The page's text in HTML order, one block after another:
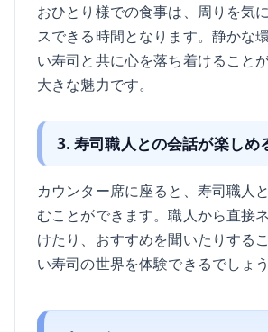
おひとり様での食事は、周りを気
スできる時間となります。静かな
い寿司と共に心を落ち着けること
大きな魅力です。
3. 寿司職人との会話が楽しめ
カウンター席に座ると、寿司職人
むことができます。職人から直接
けたり、おすすめを聞いたりする
い寿司の世界を体験できるでしょう